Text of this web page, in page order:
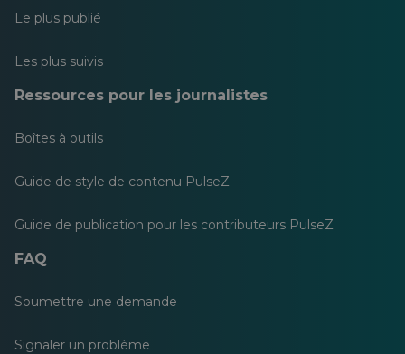
Le plus publié
Les plus suivis
Ressources pour les journalistes
Boîtes à outils
Guide de style de contenu PulseZ
Guide de publication pour les contributeurs PulseZ
FAQ
Soumettre une demande
Signaler un problème